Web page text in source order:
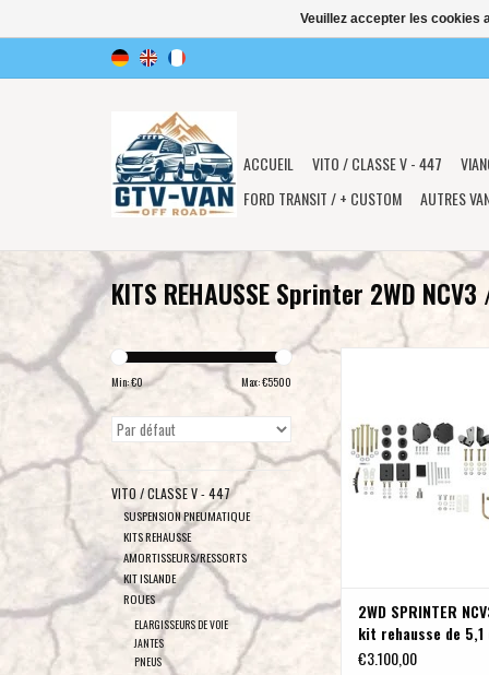
ACCUEIL VITO / CLASSE V - 447
FORD TRANSIT / + CUSTOM
AUTRES
KITS REHAUSSE Sprinter 2WD
Min: €0 Max: €5500
VITO / CLASSE V - 447
SUSPENSION PNEUMATIQUE
KITS REHAUSSE
AMORTISSEURS/RESSORTS
KIT ISLANDE
ROUES
ELARGISSEURS DE VOIE
JANTES
PNEUS
2WD)
AJOUTER AU
2WD SPRINTER
kit rehausse de 5,1
€3.100,00
Veuillez accepter les cookies